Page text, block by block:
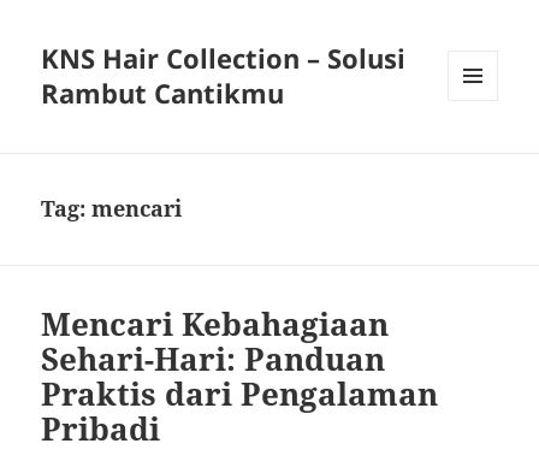
KNS Hair Collection – Solusi
Rambut Cantikmu
Tag:mencari
Mencari Kebahagiaan
Sehari-Hari: Panduan
Praktis dari Pengalaman
Pribadi